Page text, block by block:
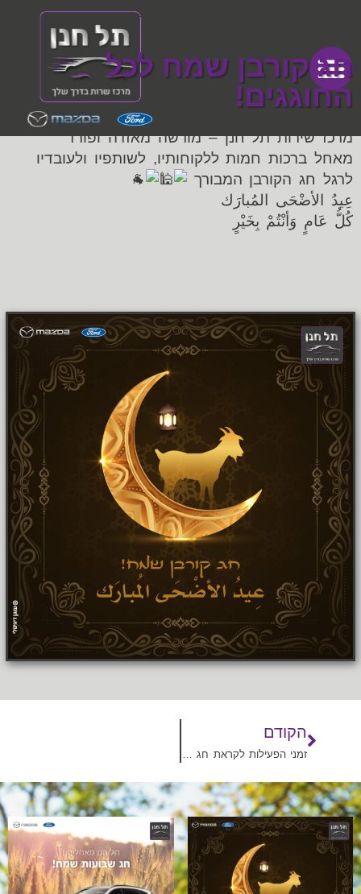
חג קורבן שמח לכל
החוגגים!
מרכז שירות תל חנן – מורשה מאזדה ופורד
מאחל ברכות חמות ללקוחותיו, לשותפיו ולעובדיו
לרגל חג הקורבן המבורך
عِيدُ الأضْحَى المُبارَك
كُلُّ عَامٍ وَأنْتُمْ بِخَيْرٍ
הקודם
זמני הפעילות לקראת חג שבועות